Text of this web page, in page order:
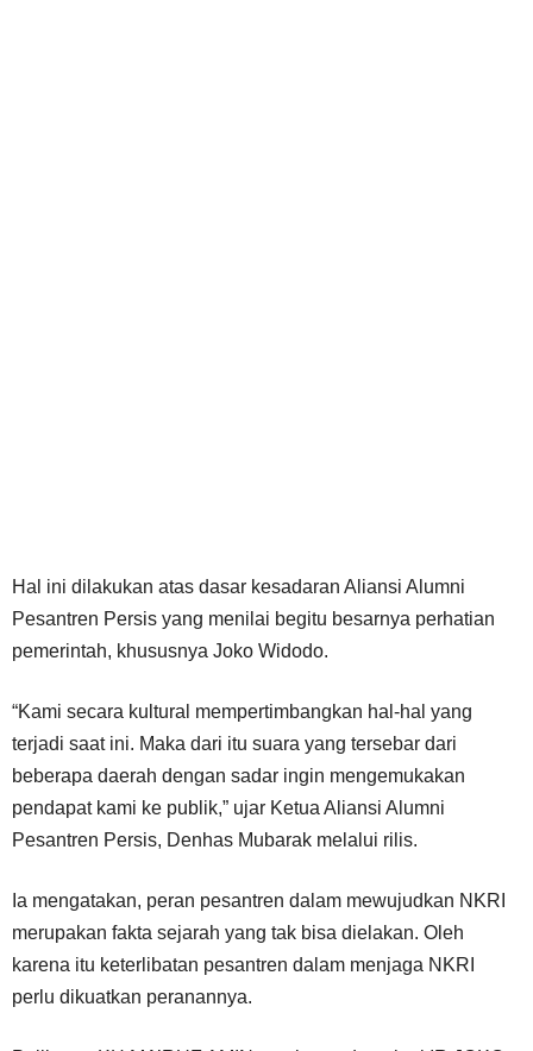
Hal ini dilakukan atas dasar kesadaran Aliansi Alumni
Pesantren Persis yang menilai begitu besarnya perhatian
pemerintah, khususnya Joko Widodo.
“Kami secara kultural mempertimbangkan hal-hal yang
terjadi saat ini. Maka dari itu suara yang tersebar dari
beberapa daerah dengan sadar ingin mengemukakan
pendapat kami ke publik,” ujar Ketua Aliansi Alumni
Pesantren Persis, Denhas Mubarak melalui rilis.
Ia mengatakan, peran pesantren dalam mewujudkan NKRI
merupakan fakta sejarah yang tak bisa dielakan. Oleh
karena itu keterlibatan pesantren dalam menjaga NKRI
perlu dikuatkan peranannya.